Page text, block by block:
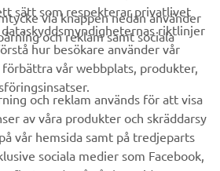
sätt som respekterar privatlivet
riktlinjer
hur besökare använder vår
vår webbplats, produkter,
via knappen nedan använder
och reklam samt sociala
och reklam används för att visa
av våra produkter och skräddarsy
vår hemsida samt på tredjeparts
sociala medier som Facebook,